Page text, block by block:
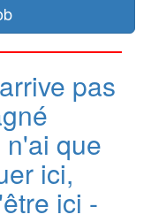
pas
que
ici,
ici -